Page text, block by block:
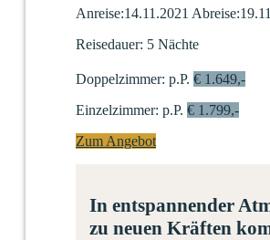
Anreise:14.11.2021 Abreise:
Reisedauer: 5 Nächte
Doppelzimmer: p.P. € 1.649,-
Einzelzimmer: p.P. € 1.799,-
Zum Angebot
In entspannender
zu neuen Kräften